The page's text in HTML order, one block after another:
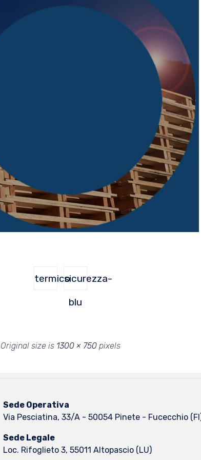
termicosicurezza-
blu
Original size is 1300 × 750 pixels
Sede Operativa
Via Pesciatina, 33/A - 50054 Pinete - Fucecchio
Sede Legale
Loc. Rifoglieto 3, 55011 Altopascio (LU)